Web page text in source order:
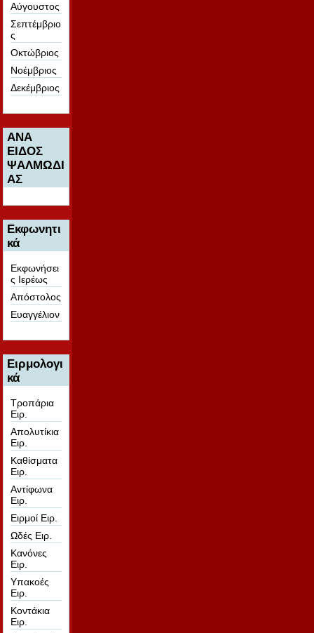
Αύγουστος
Σεπτέμβριο
ς
Οκτώβριος
Νοέμβριος
Δεκέμβριος
ΑΝΑ
ΕΙΔΟΣ
ΨΑΛΜΩΔΙ
ΑΣ
Εκφωνητι
κά
Εκφωνήσει
ς Ιερέως
Απόστολος
Ευαγγέλιον
Ειρμολογι
κά
Τροπάρια
Ειρ.
Απολυτίκια
Ειρ.
Καθίσματα
Ειρ.
Αντίφωνα
Ειρ.
Ειρμοί Ειρ.
Ωδές Ειρ.
Κανόνες
Ειρ.
Υπακοές
Ειρ.
Κοντάκια
Ειρ.